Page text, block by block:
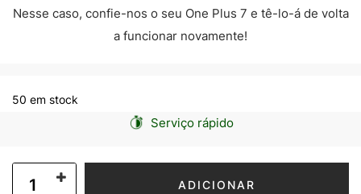
Nesse caso, confie-nos o seu One Plus 7 e tê-lo-á de volta
a funcionar novamente!
50 em stock
Serviço rápido
ADICIONAR